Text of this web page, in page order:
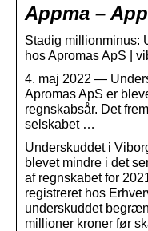
Appma –
Stadig millionminus:
hos Apromas ApS |
4. maj 2022 —
Apromas ApS er
regnskabsår. Det
selskabet …
Underskuddet i
blevet mindre i det
af regnskabet for
registreret hos
underskuddet
millioner kroner før